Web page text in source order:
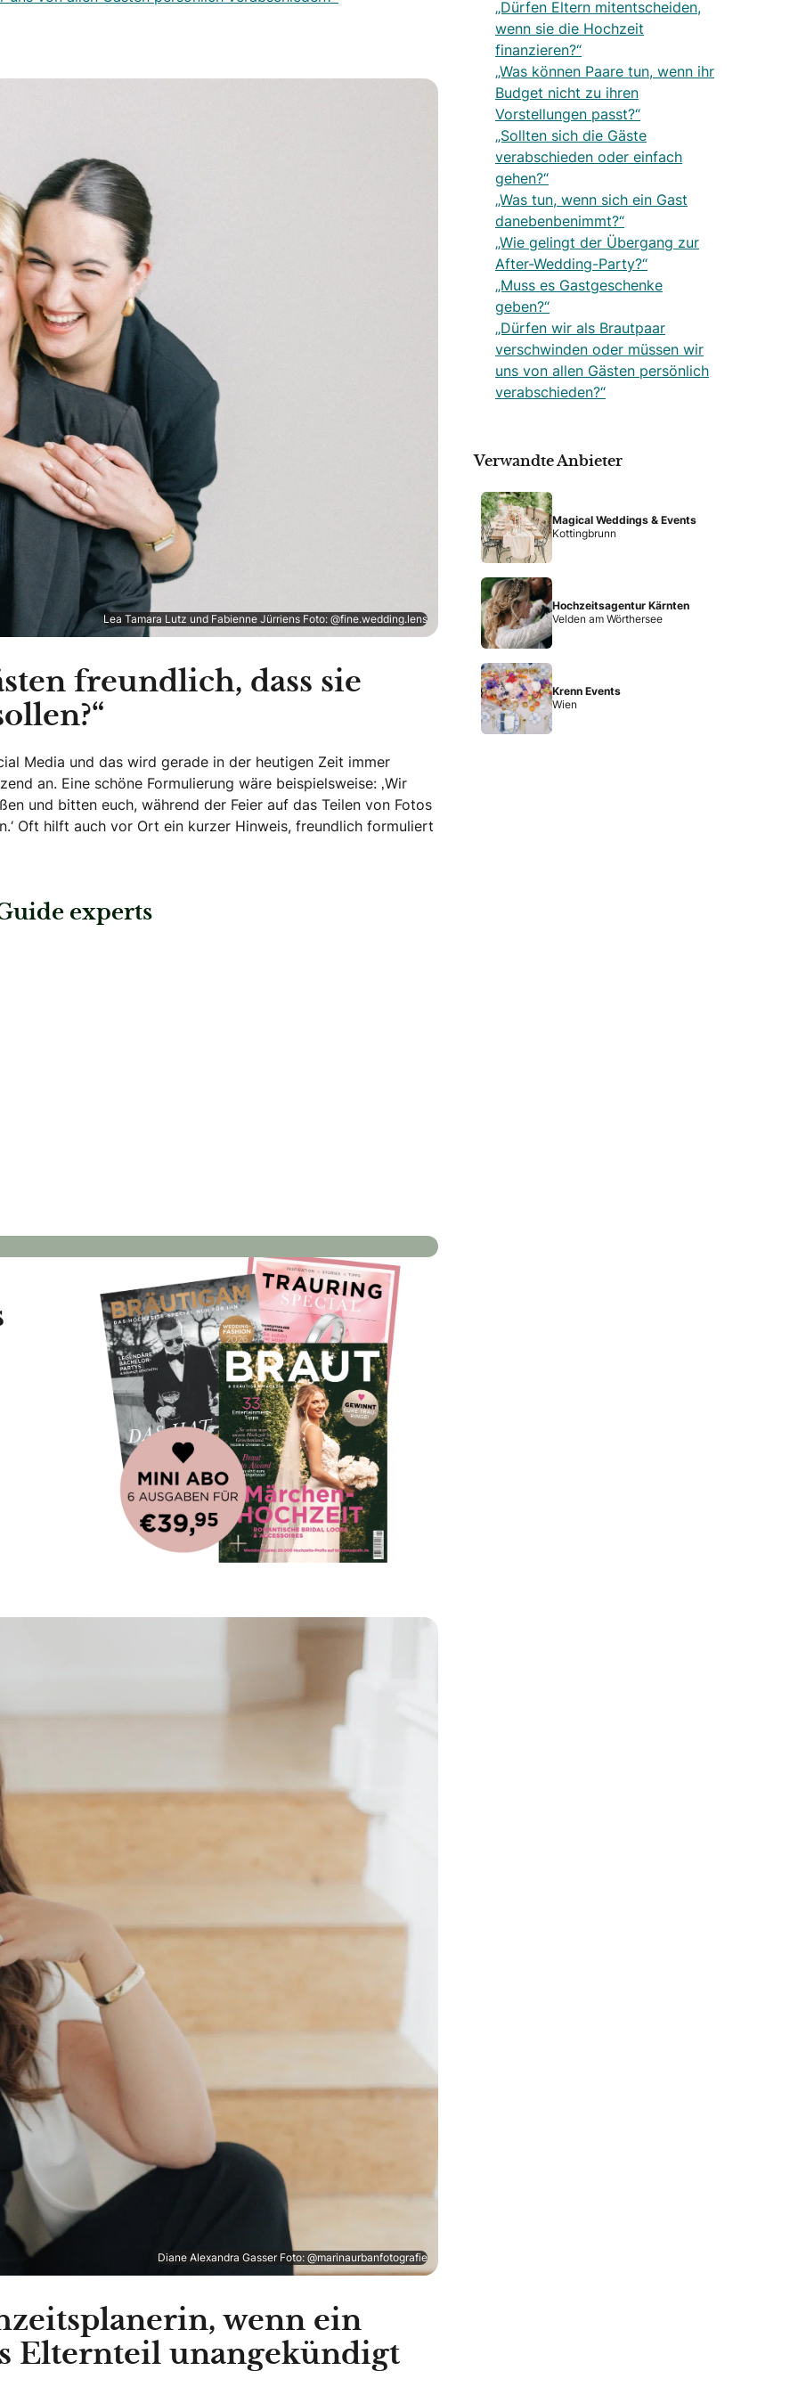
Lea Tamara Lutz und Fabienne Jürriens Foto: @fine.wedding.lens
freundlich, dass sie
Media und das wird gerade in der heutigen Zeit immer
an. Eine schöne Formulierung wäre beispielsweise: ‚Wir
und bitten euch, während der Feier auf das Teilen von Fotos
Oft hilft auch vor Ort ein kurzer Hinweis, freundlich formuliert
experts
Diane Alexandra Gasser Foto: @marinaurbanfotografie
wenn ein
Elternteil unangekündigt
„Dürfen Eltern mitentscheiden,
wenn sie die Hochzeit
finanzieren?“
„Was können Paare tun, wenn ihr
Budget nicht zu ihren
Vorstellungen passt?“
„Sollten sich die Gäste
verabschieden oder einfach
gehen?“
„Was tun, wenn sich ein Gast
danebenbenimmt?“
„Wie gelingt der Übergang zur
After-Wedding-Party?“
„Muss es Gastgeschenke
geben?“
„Dürfen wir als Brautpaar
verschwinden oder müssen wir
uns von allen Gästen persönlich
verabschieden?“
Verwandte Anbieter
Magical Weddings & Events
Kottingbrunn
Hochzeitsagentur Kärnten
Velden am Wörthersee
Krenn Events
Wien